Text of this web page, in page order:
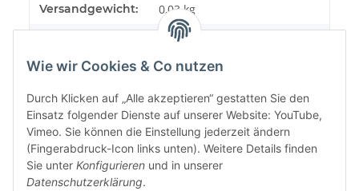
Versandgewicht: 0,03 kg
0,03 kg
Wie wir Cookies & Co nutzen
Durch Klicken auf „Alle akzeptieren“ gestatten Sie den
Einsatz folgender Dienste auf unserer Website: YouTube,
Vimeo. Sie können die Einstellung jederzeit ändern
(Fingerabdruck-Icon links unten). Weitere Details finden
Sie unter Konfigurieren und in unserer
Datenschutzerklärung.